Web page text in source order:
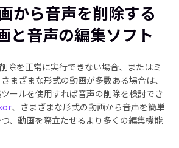
から音声を削除する
と音声の編集ソフト
除を正常に実行できない場合、またはミ
まざまな形式の動画が多数ある場合は、
ールを使用すれば音声の削除を検討でき
、さまざまな形式の動画から音声を簡単
、動画を際立たせるより多くの編集機能